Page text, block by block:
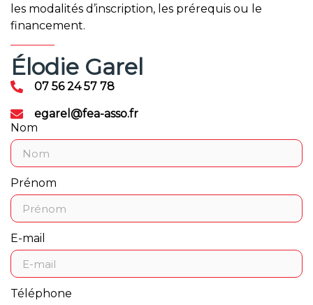
les modalités d’inscription, les prérequis ou le
financement.
Élodie Garel
07 56 24 57 78
egarel@fea-asso.fr
Nom
Prénom
E-mail
Téléphone